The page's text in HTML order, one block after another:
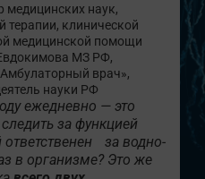
медицинских наук,
клинической
медицинской помощи
МЗ РФ,
врач»,
науки РФ
ежедневно — это
за функцией
за водно-
в организме? Это же